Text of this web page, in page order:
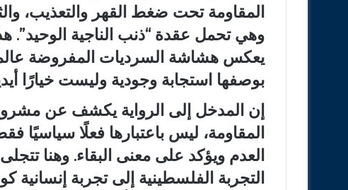
المقاومة تحت ضغط القهر والتعذيب،
وهي تحمل عقدة “ذنب الناجية الوحيد”.
يعكس هشاشة السرديات المفروضة
بوصفها استجابة وجودية وليست خيارًا
إن المدخل إلى الرواية يكشف عن
المقاومة، ليس باعتبارها فعلًا سياسيًا
العدم ويؤكد على معنى البقاء. وهنا
التجربة الفلسطينية إلى تجربة إنسانية